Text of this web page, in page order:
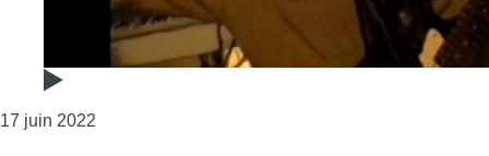
17 juin 2022